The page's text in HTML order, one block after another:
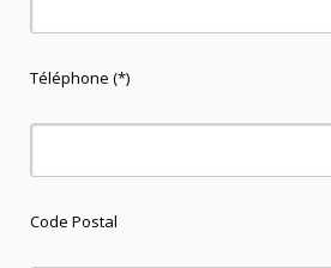
Téléphone (*)
Code Postal